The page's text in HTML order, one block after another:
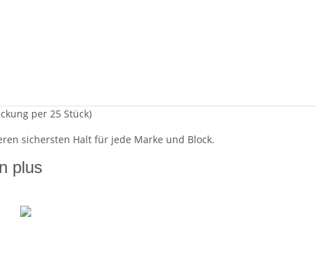
per 25 Stück)
sichersten Halt für jede Marke und Block.
plus